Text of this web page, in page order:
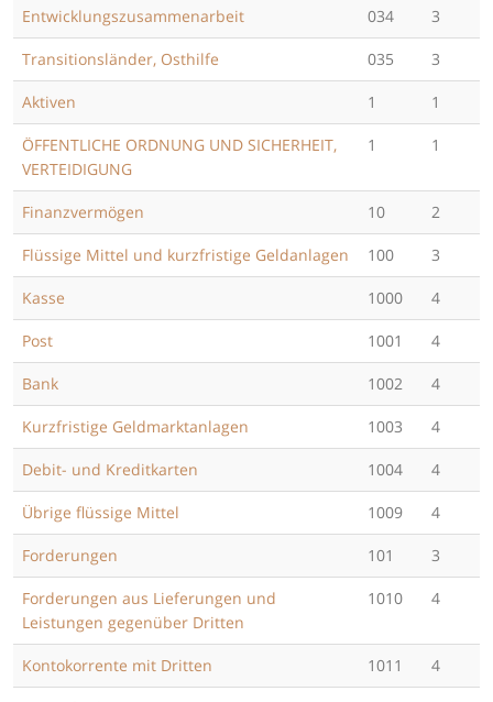
Entwicklungszusammenarbeit 034 3
Transitionsländer, Osthilfe 035 3
Aktiven 1 1
ÖFFENTLICHE ORDNUNG UND SICHERHEIT,
VERTEIDIGUNG
1 1
Finanzvermögen 10 2
Flüssige Mittel und kurzfristige Geldanlagen 100 3
Kasse 1000 4
Post 1001 4
Bank 1002 4
Kurzfristige Geldmarktanlagen 1003 4
Debit- und Kreditkarten 1004 4
Übrige flüssige Mittel 1009 4
Forderungen 101 3
Forderungen aus Lieferungen und
Leistungen gegenüber Dritten
1010 4
Kontokorrente mit Dritten 1011 4